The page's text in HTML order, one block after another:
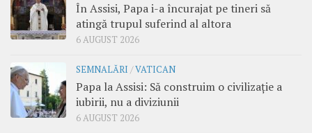
În Assisi, Papa i-a încurajat pe tineri să
atingă trupul suferind al altora
6 AUGUST 2026
SEMNALĂRI /VATICAN
Papa la Assisi: Să construim o civilizație a
iubirii, nu a diviziunii
6 AUGUST 2026